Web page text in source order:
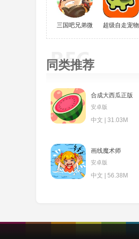
三国吧兄弟微信小游戏超级自走宠物
同类推荐
合成大西瓜正版
安卓版
中文 | 31.03M
画线魔术师
安卓版
中文 | 56.38M